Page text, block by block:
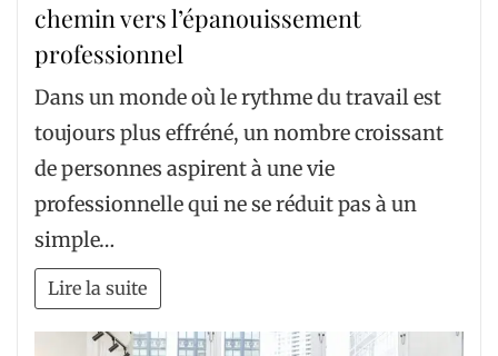
chemin vers l’épanouissement
professionnel
Dans un monde où le rythme du travail est
toujours plus effréné, un nombre croissant
de personnes aspirent à une vie
professionnelle qui ne se réduit pas à un
simple…
Lire la suite